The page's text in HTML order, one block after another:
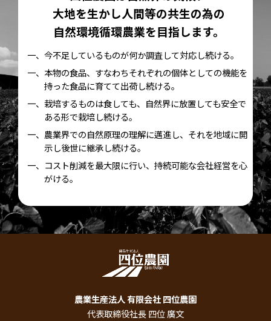
大地を生かし人間等の共生の為の
自然環境循環農業を目指します。
一、今不足しているものが何か調査して対応し続ける。
一、本物の食品、すなわちそれぞれの個体としての機能を
持った食品に育てて出荷し続ける。
一、栽培するものは食しても、自然界に放置しても安全で
ある形で栽培し続ける。
一、農業界での自然原理の理解に邁進し、それを地域に開
示し後世に継承し続ける。
一、コスト削減を最大限に行い、持続可能な会社経営を心
がける。
農業生産法人 有限会社 四位農園
代表取締役社長 四位 廣文